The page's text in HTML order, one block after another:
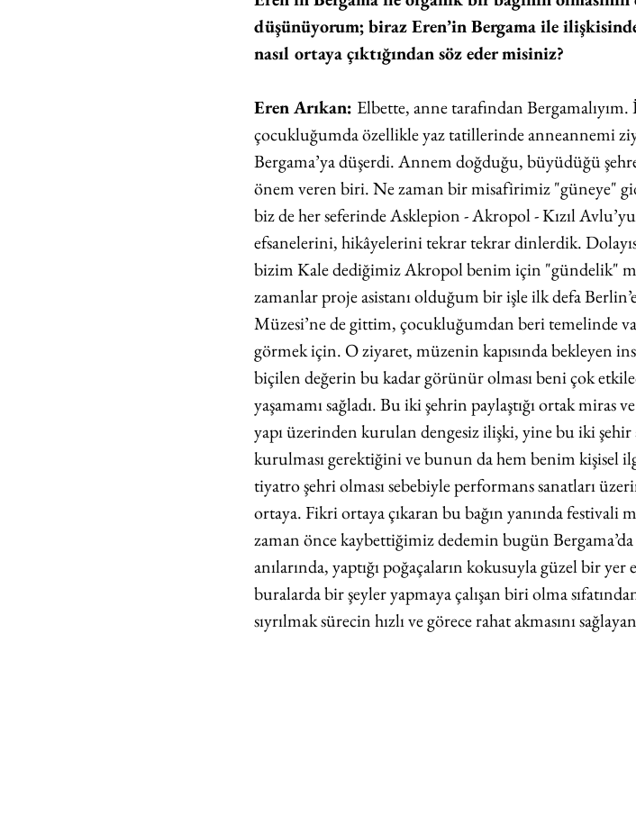
düşünüyorum; biraz Eren’in Bergama ile
nasıl ortaya çıktığından söz eder misiniz?
Eren Arıkan: Elbette, anne tarafından
çocukluğumda özellikle yaz tatillerinde anneannemi
Bergama’ya düşerdi. Annem doğduğu, büyüdüğü
önem veren biri. Ne zaman bir misafirimiz "güneye"
biz de her seferinde Asklepion - Akropol - Kızıl
efsanelerini, hikâyelerini tekrar tekrar dinlerdik.
bizim Kale dediğimiz Akropol benim için "gündelik"
zamanlar proje asistanı olduğum bir işle ilk defa
Müzesi’ne de gittim, çocukluğumdan beri temelinde
görmek için. O ziyaret, müzenin kapısında bekleyen
biçilen değerin bu kadar görünür olması beni çok
yaşamamı sağladı. Bu iki şehrin paylaştığı ortak
yapı üzerinden kurulan dengesiz ilişki, yine bu iki
kurulması gerektiğini ve bunun da hem benim kişisel
tiyatro şehri olması sebebiyle performans sanatları
ortaya. Fikri ortaya çıkaran bu bağın yanında festivali
zaman önce kaybettiğimiz dedemin bugün
anılarında, yaptığı poğaçaların kokusuyla güzel bir
buralarda bir şeyler yapmaya çalışan biri olma
sıyrılmak sürecin hızlı ve görece rahat akmasını